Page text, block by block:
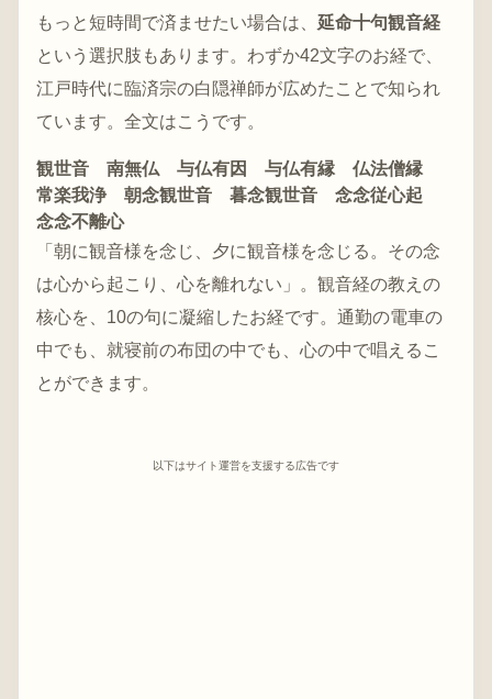
もっと短時間で済ませたい場合は、 延命十句観音経
という選択肢もあります。わずか42文字のお経で、
江戸時代に臨済宗の白隠禅師が広めたことで知られ
ています。全文はこうです。
観世音 南無仏 与仏有因 与仏有縁 仏法僧縁
常楽我浄 朝念観世音 暮念観世音 念念従心起
念念不離心
「朝に観音様を念じ、夕に観音様を念じる。その念
は心から起こり、心を離れない」。観音経の教えの
核心を、10の句に凝縮したお経です。通勤の電車の
中でも、就寝前の布団の中でも、心の中で唱えるこ
とができます。
以下はサイト運営を支援する広告です